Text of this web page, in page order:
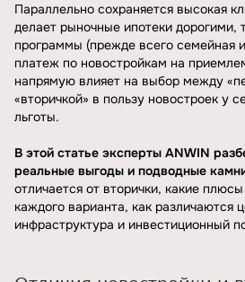
Параллельно сохраняется высокая
делает рыночные ипотеки дорогими,
программы (прежде всего семейная
платеж по новостройкам на
напрямую влияет на выбор между
«вторичкой» в пользу новостроек у
льготы.
В этой статье эксперты ANWIN
реальные выгоды и подводные
отличается от вторички, какие
каждого варианта, как различаются
инфраструктура и инвестиционный